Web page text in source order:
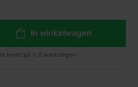
In winkelwagen
levertijd 1–2 werkdagen